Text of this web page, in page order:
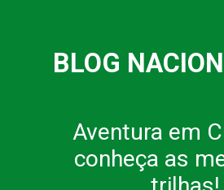
BLOG
Aventura em
conheça as